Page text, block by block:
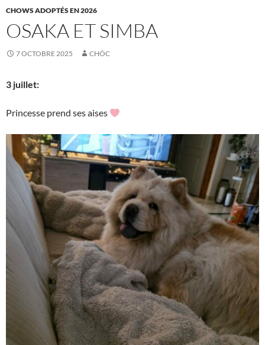
CHOWS ADOPTÉS EN 2026
OSAKA ET SIMBA
7 OCTOBRE 2025 CHÔC
3 juillet:
Princesse prend ses aises